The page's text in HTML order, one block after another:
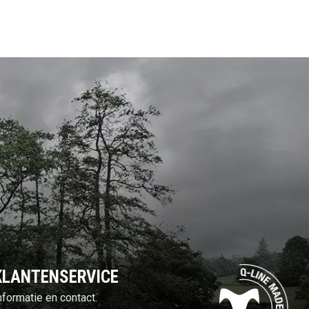
en contact.